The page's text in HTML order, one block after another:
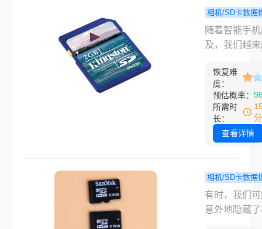
可能通过一
法恢复。那
格式化后怎
将详细介绍
式化后数据
方法与步骤。
相机/SD卡数据
程 华为sd
删除如何恢
法吧!！
随着智能手
及，我们越
生活的点滴
视频文件占
大的存储空
而，在使用
机拍摄和保
重要视频，
会给我们带
的困扰。那
恢复难
度：
预估概率：
所需时
长：
查看详情
相机/SD卡数据
程 相机sd
隐藏了怎么
有时，我们
意外地隐藏